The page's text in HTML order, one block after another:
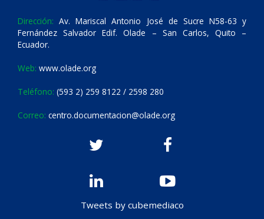
Dirección: Av. Mariscal Antonio José de Sucre N58-63 y
Fernández Salvador Edif. Olade – San Carlos, Quito –
Ecuador.
Web: www.olade.org
Teléfono: (593 2) 259 8122 / 2598 280
Correo: centro.documentacion@olade.org
Tweets by cubemediaco